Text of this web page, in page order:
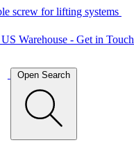
screw for lifting systems
Warehouse - Get in Touch
Open Search